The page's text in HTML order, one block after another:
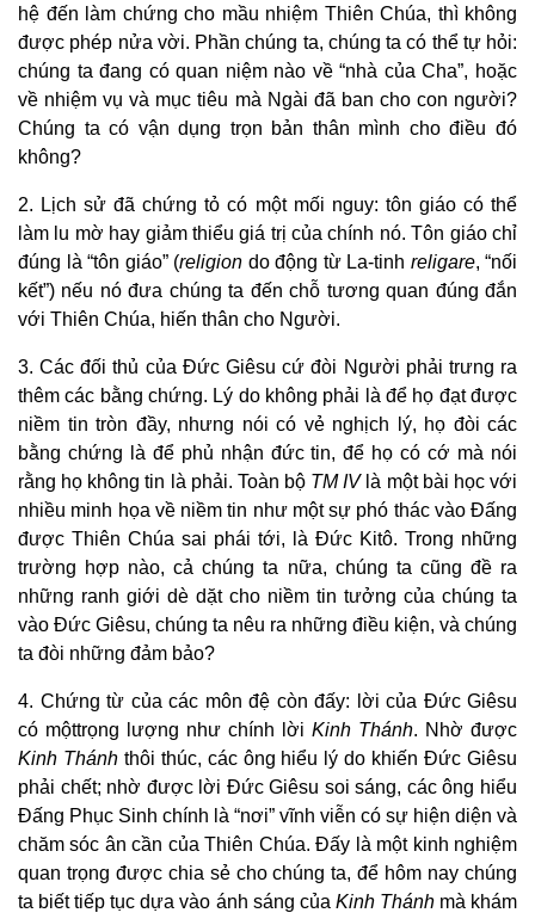
hệ đến làm chứng cho mầu nhiệm Thiên Chúa, thì không
được phép nửa vời. Phần chúng ta, chúng ta có thể tự hỏi:
chúng ta đang có quan niệm nào về “nhà của Cha”, hoặc
về nhiệm vụ và mục tiêu mà Ngài đã ban cho con người?
Chúng ta có vận dụng trọn bản thân mình cho điều đó
không?
2. Lịch sử đã chứng tỏ có một mối nguy: tôn giáo có thể
làm lu mờ hay giảm thiểu giá trị của chính nó. Tôn giáo chỉ
đúng là “tôn giáo” (religion do động từ La-tinh religare, “nối
kết”) nếu nó đưa chúng ta đến chỗ tương quan đúng đắn
với Thiên Chúa, hiến thân cho Người.
3. Các đối thủ của Đức Giêsu cứ đòi Người phải trưng ra
thêm các bằng chứng. Lý do không phải là để họ đạt được
niềm tin tròn đầy, nhưng nói có vẻ nghịch lý, họ đòi các
bằng chứng là để phủ nhận đức tin, để họ có cớ mà nói
rằng họ không tin là phải. Toàn bộ TM IV là một bài học với
nhiều minh họa về niềm tin như một sự phó thác vào Đấng
được Thiên Chúa sai phái tới, là Đức Kitô. Trong những
trường hợp nào, cả chúng ta nữa, chúng ta cũng đề ra
những ranh giới dè dặt cho niềm tin tưởng của chúng ta
vào Đức Giêsu, chúng ta nêu ra những điều kiện, và chúng
ta đòi những đảm bảo?
4. Chứng từ của các môn đệ còn đấy: lời của Đức Giêsu
có mộttrọng lượng như chính lời Kinh Thánh. Nhờ được
Kinh Thánhthôi thúc, các ông hiểu lý do khiến Đức Giêsu
phải chết; nhờ được lời Đức Giêsu soi sáng, các ông hiểu
Đấng Phục Sinh chính là “nơi” vĩnh viễn có sự hiện diện và
chăm sóc ân cần của Thiên Chúa. Đấy là một kinh nghiệm
quan trọng được chia sẻ cho chúng ta, để hôm nay chúng
ta biết tiếp tục dựa vào ánh sáng của Kinh Thánhmà khám